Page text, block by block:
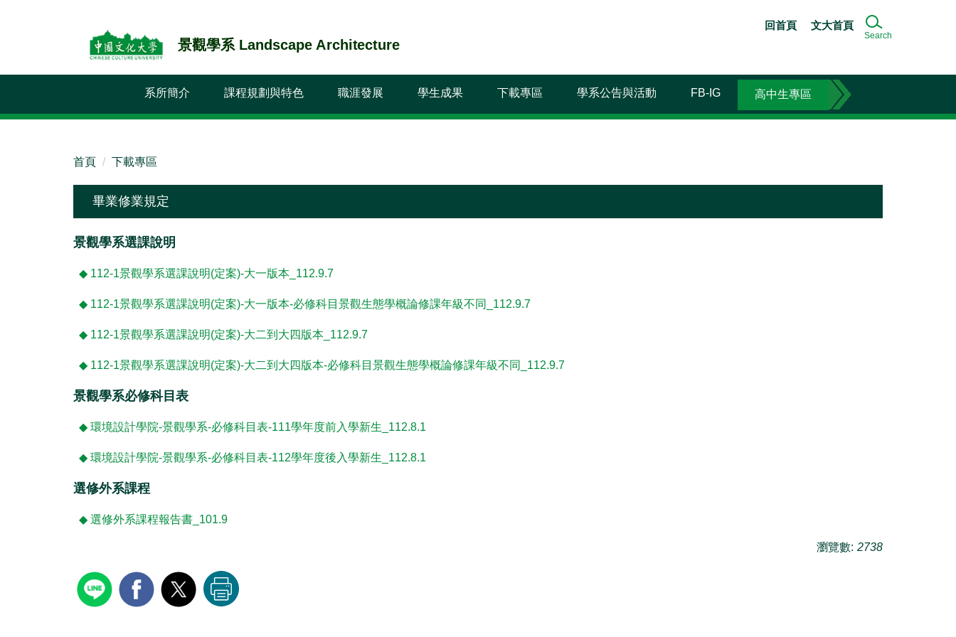
區
景觀學系 Landscape Architecture
Search
回首頁 文大首頁
系所簡介 課程規劃與特色 職涯發展 學生成果 下載專區 學系公告與活動 FB-IG 高中生專區
首頁 下載專區
畢業修業規定
景觀學系選課說明
◆ 112-1景觀學系選課說明(定案)-大一版本_112.9.7
◆ 112-1景觀學系選課說明(定案)-大一版本-必修科目景觀生態學概論修課年級不同_112.9.7
◆ 112-1景觀學系選課說明(定案)-大二到大四版本_112.9.7
◆ 112-1景觀學系選課說明(定案)-大二到大四版本-必修科目景觀生態學概論修課年級不同_112.9.7
景觀學系必修科目表
◆ 環境設計學院-景觀學系-必修科目表-111學年度前入學新生_112.8.1
◆ 環境設計學院-景觀學系-必修科目表-112學年度後入學新生_112.8.1
選修外系課程
◆ 選修外系課程報告書_101.9
瀏覽數: 2738